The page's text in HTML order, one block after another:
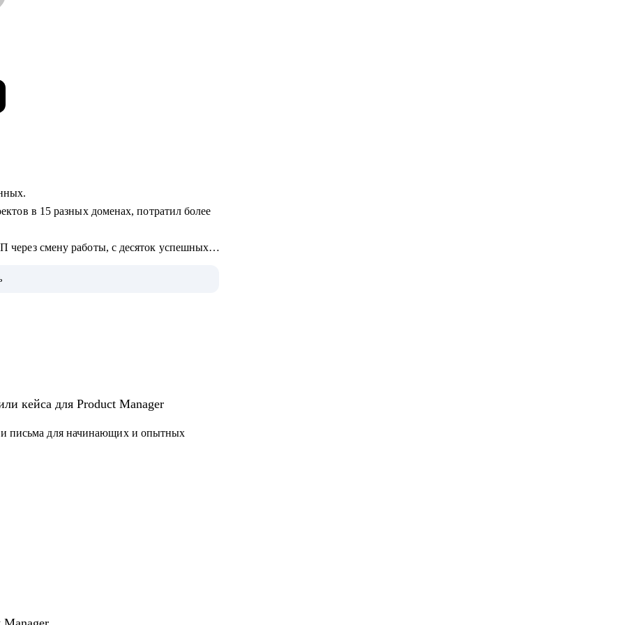
в 15 разных доменах, потратил более
через смену работы, с десяток успешных
и подзаконных актов
кейса для Product Manager
и письма для начинающих и опытных